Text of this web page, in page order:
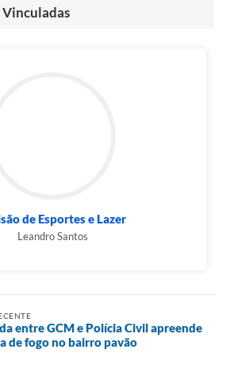
de Esportes e Lazer
Leandro Santos
entre GCM e Polícia Civil apreende
de fogo no bairro pavão